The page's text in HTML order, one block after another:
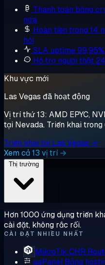
Thanh toán bằng
nữa
Hoàn tiền trong 14
hỏi
SLA uptime 99,95%
Hỗ trợ người thật
Khu vực mới
Las Vegas đã hoạt động
Vị trí thứ 13: AMD EPYC,
tại Nevada. Triển khai trong
Triển khai tại Las Vegas →
Xem cả 13 vị trí →
Hơn 1000 ứng dụng triển
cài đặt, không rắc rối.
CÀI ĐẶT NHIỀU NHẤT
MikroTik CHR
aaPanel Bảng